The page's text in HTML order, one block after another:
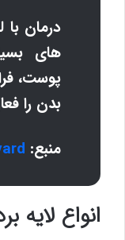
درمان با
های
پوست،
بدن را
منبع:
انواع لایه